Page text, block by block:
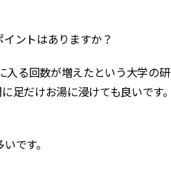
ントはありますか？
入る回数が増えたという大学の研
足だけお湯に浸けても良いです。
です。